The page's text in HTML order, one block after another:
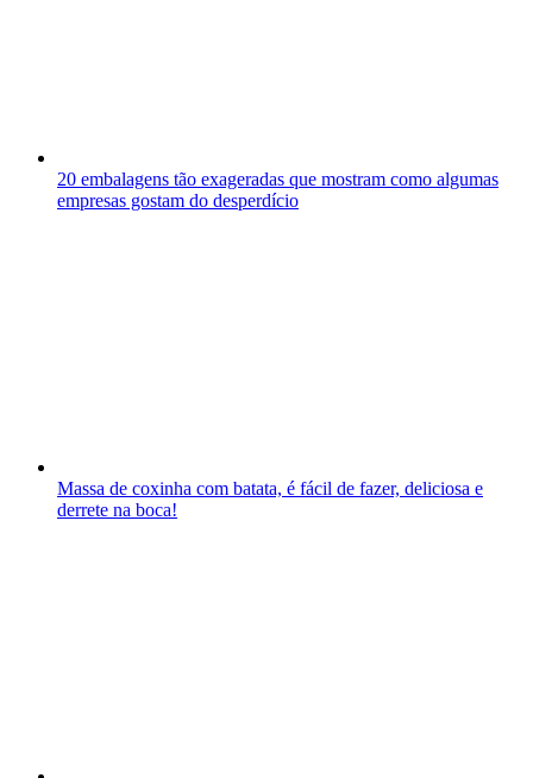
20 embalagens tão exageradas que mostram como algumas
empresas gostam do desperdício
Massa de coxinha com batata, é fácil de fazer, deliciosa e
derrete na boca!